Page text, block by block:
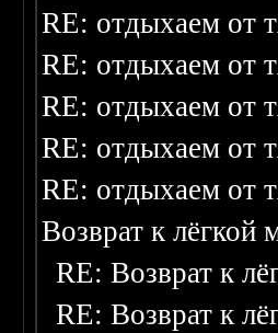
RE: отдыхаем от
RE: отдыхаем от
RE: отдыхаем от
RE: отдыхаем от
RE: отдыхаем от
Возврат к лёгкой
RE: Возврат к
RE: Возврат к